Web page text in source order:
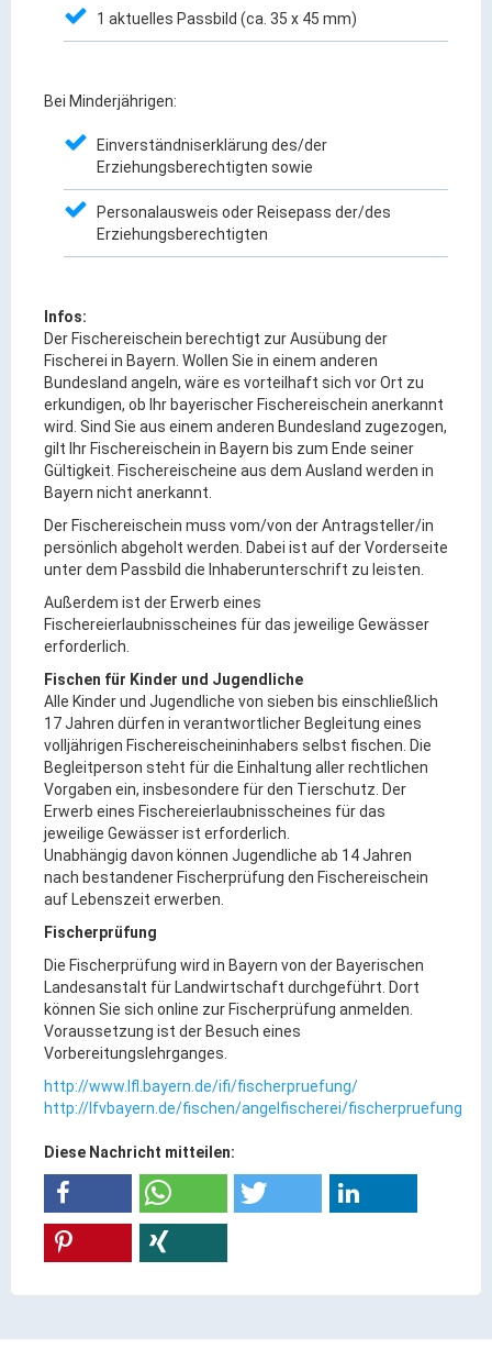
Wahlen
Bildung & Erziehung
Familie & Gleichstellung
Heiraten in Kaufbeuren
Stadtgeschichte & -teile
Veranstaltungsräume
Willkommen in der Altstadt
ÖPNV
Engagement, Ehrenamt & Vereine
Gesundheit
Kultur
Kulturgenießer
Persönlichkeiten
Wirtschaft & Handel
Wirtschaftsstandort
Gewerbegebiete
Gründung
Tourismus- & Stadtmarketing
1 aktuelles Passbild (ca. 35 x 45 mm)
Bei Minderjährigen:
Einverständniserklärung des/der
Erziehungsberechtigten sowie
Personalausweis oder Reisepass der/des
Erziehungsberechtigten
Infos:
Der Fischereischein berechtigt zur Ausübung der
Fischerei in Bayern. Wollen Sie in einem anderen
Bundesland angeln, wäre es vorteilhaft sich vor Ort zu
erkundigen, ob Ihr bayerischer Fischereischein anerkannt
wird. Sind Sie aus einem anderen Bundesland zugezogen,
gilt Ihr Fischereischein in Bayern bis zum Ende seiner
Gültigkeit. Fischereischeine aus dem Ausland werden in
Bayern nicht anerkannt.
Der Fischereischein muss vom/von der Antragsteller/in
persönlich abgeholt werden. Dabei ist auf der Vorderseite
unter dem Passbild die Inhaberunterschrift zu leisten.
Außerdem ist der Erwerb eines
Fischereierlaubnisscheines für das jeweilige Gewässer
erforderlich.
Fischen für Kinder und Jugendliche
Alle Kinder und Jugendliche von sieben bis einschließlich
17 Jahren dürfen in verantwortlicher Begleitung eines
volljährigen Fischereischeininhabers selbst fischen. Die
Begleitperson steht für die Einhaltung aller rechtlichen
Vorgaben ein, insbesondere für den Tierschutz. Der
Erwerb eines Fischereierlaubnisscheines für das
jeweilige Gewässer ist erforderlich.
Unabhängig davon können Jugendliche ab 14 Jahren
nach bestandener Fischerprüfung den Fischereischein
auf Lebenszeit erwerben.
Fischerprüfung
Die Fischerprüfung wird in Bayern von der Bayerischen
Landesanstalt für Landwirtschaft durchgeführt. Dort
können Sie sich online zur Fischerprüfung anmelden.
Voraussetzung ist der Besuch eines
Vorbereitungslehrganges.
http://www.lfl.bayern.de/ifi/fischerpruefung/
http://lfvbayern.de/fischen/angelfischerei/fischerpruefung
Diese Nachricht mitteilen: